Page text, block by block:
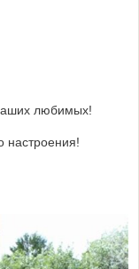
любимых!
настроения!